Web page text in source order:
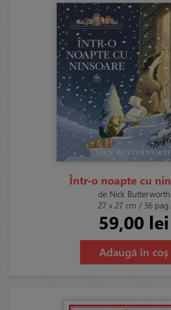
Într-o noapte cu
de Nick Butterworth
27 x 27 cm / 36 pag.
59,00 lei
Adaugă în coș